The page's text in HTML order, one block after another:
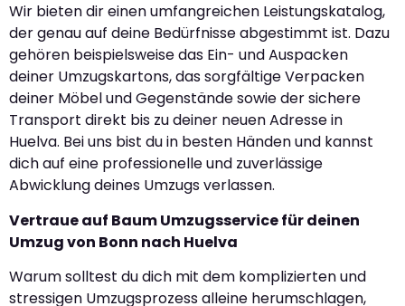
Wir bieten dir einen umfangreichen Leistungskatalog,
der genau auf deine Bedürfnisse abgestimmt ist. Dazu
gehören beispielsweise das Ein- und Auspacken
deiner Umzugskartons, das sorgfältige Verpacken
deiner Möbel und Gegenstände sowie der sichere
Transport direkt bis zu deiner neuen Adresse in
Huelva. Bei uns bist du in besten Händen und kannst
dich auf eine professionelle und zuverlässige
Abwicklung deines Umzugs verlassen.
Vertraue auf Baum Umzugsservice für deinen
Umzug von Bonn nach Huelva
Warum solltest du dich mit dem komplizierten und
stressigen Umzugsprozess alleine herumschlagen,